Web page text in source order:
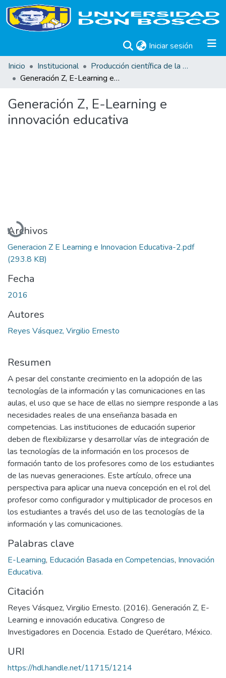
Iniciar sesión (current)
Inicio
Institucional
Producción científica de la Universidad Don Bosco
Generación Z, E-Learning e innovación educativa
Generación Z, E-Learning e
innovación educativa
Cargando...
Archivos
Generacion Z E Learning e Innovacion Educativa-2.pdf
(293.8 KB)
Fecha
2016
Autores
Reyes Vásquez, Virgilio Ernesto
Resumen
A pesar del constante crecimiento en la adopción de las
tecnologías de la información y las comunicaciones en las
aulas, el uso que se hace de ellas no siempre responde a las
necesidades reales de una enseñanza basada en
competencias. Las instituciones de educación superior
deben de flexibilizarse y desarrollar vías de integración de
las tecnologías de la información en los procesos de
formación tanto de los profesores como de los estudiantes
de las nuevas generaciones. Este artículo, ofrece una
perspectiva para aplicar una nueva concepción en el rol del
profesor como configurador y multiplicador de procesos en
los estudiantes a través del uso de las tecnologías de la
información y las comunicaciones.
Palabras clave
E-Learning, Educación Basada en Competencias, Innovación
Educativa.
Citación
Reyes Vásquez, Virgilio Ernesto. (2016). Generación Z, E-
Learning e innovación educativa. Congreso de
Investigadores en Docencia. Estado de Querétaro, México.
URI
https://hdl.handle.net/11715/1214